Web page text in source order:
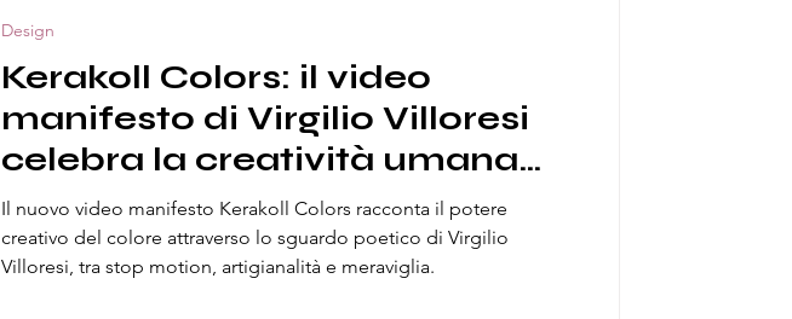
Kerakoll Colors: il video
manifesto di Virgilio Villoresi
celebra la creatività umana
attraverso il colore
Il nuovo video manifesto Kerakoll Colors racconta il potere
creativo del colore attraverso lo sguardo poetico di Virgilio
Villoresi, tra stop motion, artigianalità e meraviglia.
Design